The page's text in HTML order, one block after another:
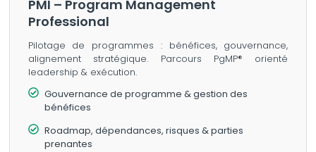
PMI – Program Management
Professional
Pilotage de programmes : bénéfices, gouvernance,
alignement stratégique. Parcours PgMP® orienté
leadership & exécution.
Gouvernance de programme & gestion des
bénéfices
Roadmap, dépendances, risques & parties
prenantes